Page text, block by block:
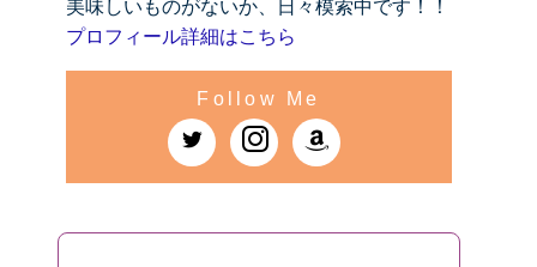
美味しいものがないか、日々模索中です！！
プロフィール詳細はこちら